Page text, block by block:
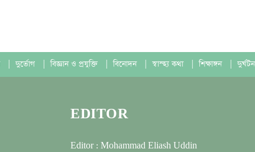
দুর্ভোগ বিজ্ঞান ও প্রযুক্তি বিনোদন স্বাস্হ্য কথা শিক্ষাঙ্গন
EDITOR
Editor : Mohammad Eliash Uddin